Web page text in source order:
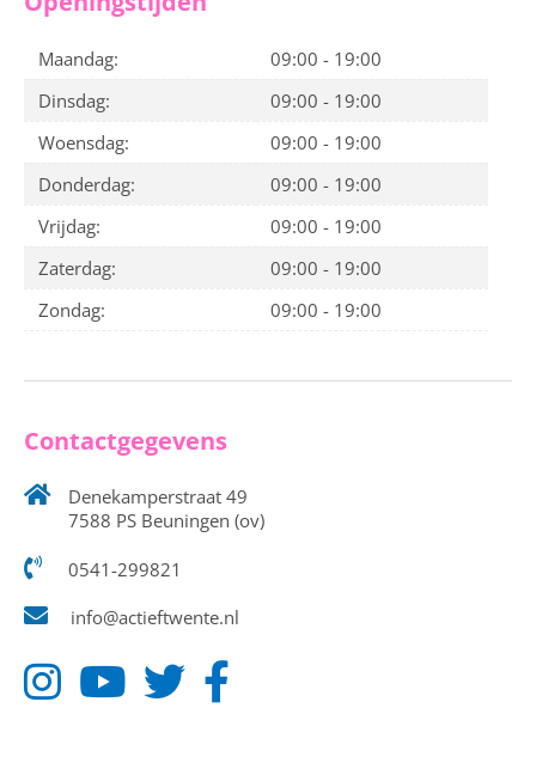
Maandag:
09:00 - 19:00
Dinsdag:
09:00 - 19:00
Woensdag:
09:00 - 19:00
Donderdag:
09:00 - 19:00
Vrijdag:
09:00 - 19:00
Zaterdag:
09:00 - 19:00
Zondag:
09:00 - 19:00
Contactgegevens
Denekamperstraat 49
7588 PS Beuningen (ov)
0541-299821
info@actieftwente.nl